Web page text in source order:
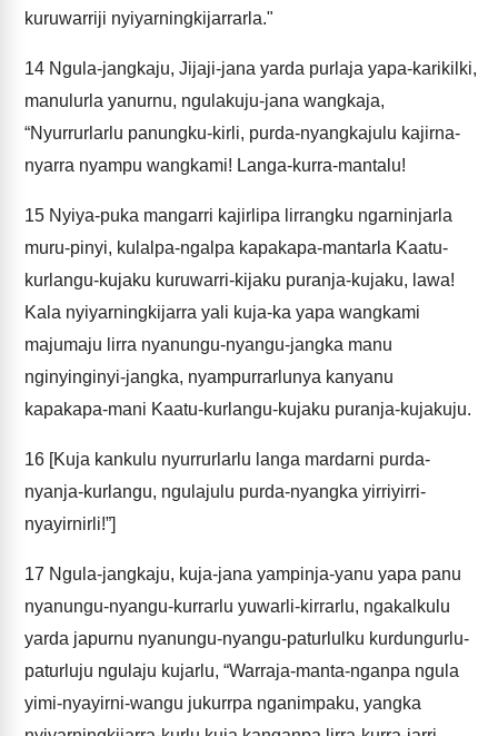
kuruwarriji nyiyarningkijarrarla."
14 Ngula-jangkaju, Jijaji-jana yarda purlaja yapa-karikilki,
manulurla yanurnu, ngulakuju-jana wangkaja,
“Nyurrurlarlu panungku-kirli, purda-nyangkajulu kajirna-
nyarra nyampu wangkami! Langa-kurra-mantalu!
15 Nyiya-puka mangarri kajirlipa lirrangku ngarninjarla
muru-pinyi, kulalpa-ngalpa kapakapa-mantarla Kaatu-
kurlangu-kujaku kuruwarri-kijaku puranja-kujaku, lawa!
Kala nyiyarningkijarra yali kuja-ka yapa wangkami
majumaju lirra nyanungu-nyangu-jangka manu
nginyinginyi-jangka, nyampurrarlunya kanyanu
kapakapa-mani Kaatu-kurlangu-kujaku puranja-kujakuju.
16 [Kuja kankulu nyurrurlarlu langa mardarni purda-
nyanja-kurlangu, ngulajulu purda-nyangka yirriyirri-
nyayirnirli!”]
17 Ngula-jangkaju, kuja-jana yampinja-yanu yapa panu
nyanungu-nyangu-kurrarlu yuwarli-kirrarlu, ngakalkulu
yarda japurnu nyanungu-nyangu-paturlulku kurdungurlu-
paturluju ngulaju kujarlu, “Warraja-manta-nganpa ngula
yimi-nyayirni-wangu jukurrpa nganimpaku, yangka